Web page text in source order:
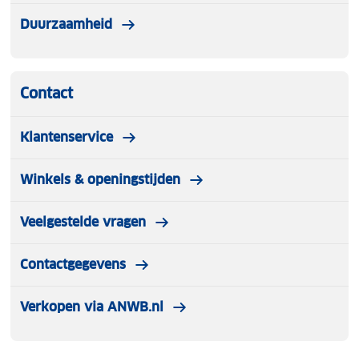
Duurzaamheid
Contact
Klantenservice
Winkels & openingstijden
Veelgestelde vragen
Contactgegevens
Verkopen via ANWB.nl